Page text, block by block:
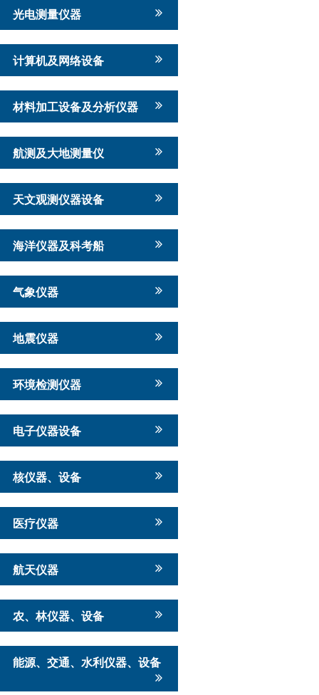
光电测量仪器
计算机及网络设备
材料加工设备及分析仪器
航测及大地测量仪
天文观测仪器设备
海洋仪器及科考船
气象仪器
地震仪器
环境检测仪器
电子仪器设备
核仪器、设备
医疗仪器
航天仪器
农、林仪器、设备
能源、交通、水利仪器、设备